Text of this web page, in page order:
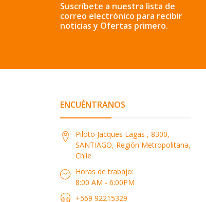
Suscríbete a nuestra lista de
correo electrónico para recibir
noticias y Ofertas primero.
ENCUÉNTRANOS
Piloto Jacques Lagas , 8300,
SANTIAGO, Región Metropolitana,
Chile
Horas de trabajo:
8:00 AM - 6:00PM
+569 92215329